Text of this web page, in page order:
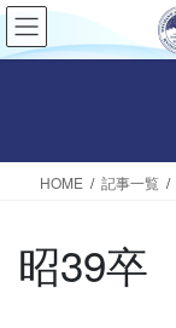
コ
ン
へ
ナ
ビ
ョ
HOME 記事一覧
昭39卒